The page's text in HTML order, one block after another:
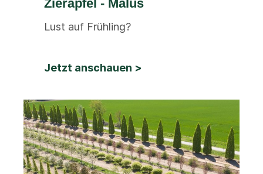
Zieräpfel - Malus
Lust auf Frühling?
Jetzt anschauen >